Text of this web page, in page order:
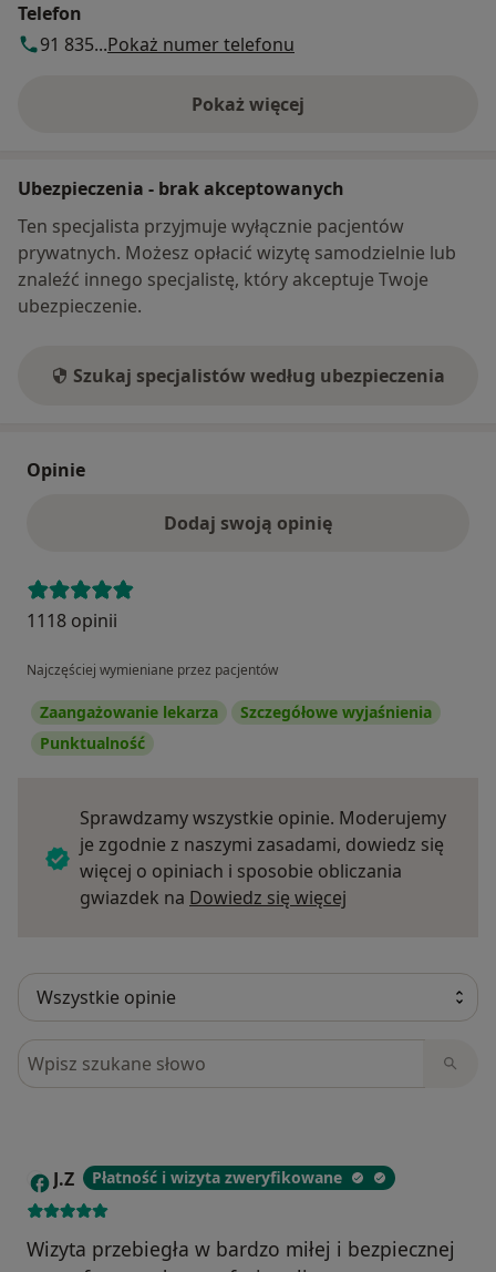
Telefon
91 835...Pokaż numer telefonu
Pokaż więcej
o adresie
Ubezpieczenia - brak akceptowanych
Ten specjalista przyjmuje wyłącznie pacjentów
prywatnych. Możesz opłacić wizytę samodzielnie lub
znaleźć innego specjalistę, który akceptuje Twoje
ubezpieczenie.
Szukaj specjalistów według ubezpieczenia
Opinie
Dodaj swoją opinię
1118 opinii
Najczęściej wymieniane przez pacjentów
Zaangażowanie lekarza
Szczegółowe wyjaśnienia
Punktualność
Sprawdzamy wszystkie opinie. Moderujemy
je zgodnie z naszymi zasadami, dowiedz się
więcej o opiniach i sposobie obliczania
gwiazdek na Dowiedz się więcej
Szukaj w opiniach
J J.Z Płatność i wizyta zweryfikowane
Wizyta przebiegła w bardzo miłej i bezpiecznej